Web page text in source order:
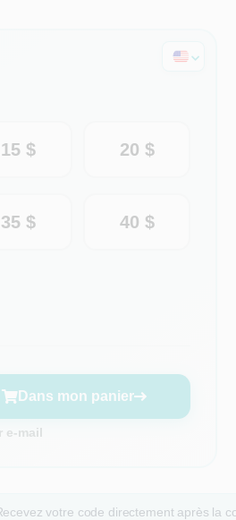
15 $ 20 $
35 $ 40 $
Dans mon panier
e-mail
votre code directement après la